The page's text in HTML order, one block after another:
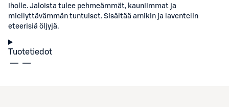
iholle. Jaloista tulee pehmeämmät, kauniimmat ja
miellyttävämmän tuntuiset. Sisältää arnikin ja laventelin
eteerisiä öljyjä.
Tuotetiedot